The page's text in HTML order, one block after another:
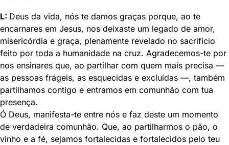
L: Deus da vida, nós te damos graças porque, ao te
encarnares em Jesus, nos deixaste um legado de amor,
misericórdia e graça, plenamente revelado no sacrifício
feito por toda a humanidade na cruz. Agradecemos-te por
nos ensinares que, ao partilhar com quem mais precisa —
as pessoas frágeis, as esquecidas e excluídas —, também
partilhamos contigo e entramos em comunhão com tua
presença.
Ó Deus, manifesta-te entre nós e faz deste um momento
de verdadeira comunhão. Que, ao partilharmos o pão, o
vinho e a fé, sejamos fortalecidas e fortalecidos pelo teu